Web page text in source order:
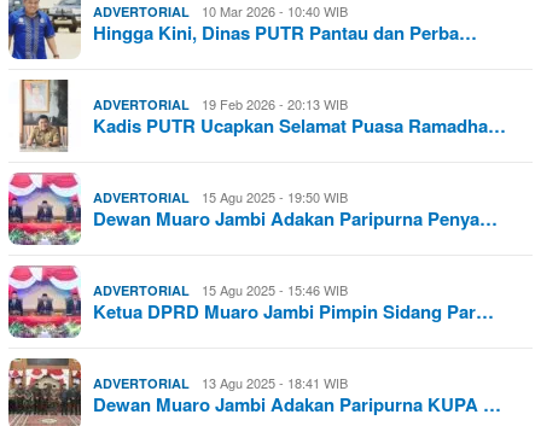
ADVERTORIAL 10 Mar 2026 - 10:40 WIB
Hingga Kini, Dinas PUTR Pantau dan Perba…
ADVERTORIAL 19 Feb 2026 - 20:13 WIB
Kadis PUTR Ucapkan Selamat Puasa Ramadha…
ADVERTORIAL 15 Agu 2025 - 19:50 WIB
Dewan Muaro Jambi Adakan Paripurna Penya…
ADVERTORIAL 15 Agu 2025 - 15:46 WIB
Ketua DPRD Muaro Jambi Pimpin Sidang Par…
ADVERTORIAL 13 Agu 2025 - 18:41 WIB
Dewan Muaro Jambi Adakan Paripurna KUPA …